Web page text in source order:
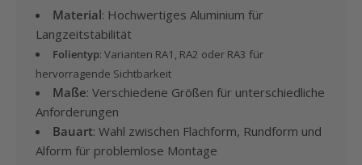
Material: Hochwertiges Aluminium für
Langzeitstabilität
Folientyp: Varianten RA1, RA2 oder RA3 für
hervorragende Sichtbarkeit
Maße: Verschiedene Größen für unterschiedliche
Anforderungen
Bauart: Wahl zwischen Flachform, Rundform und
Alform für problemlose Montage